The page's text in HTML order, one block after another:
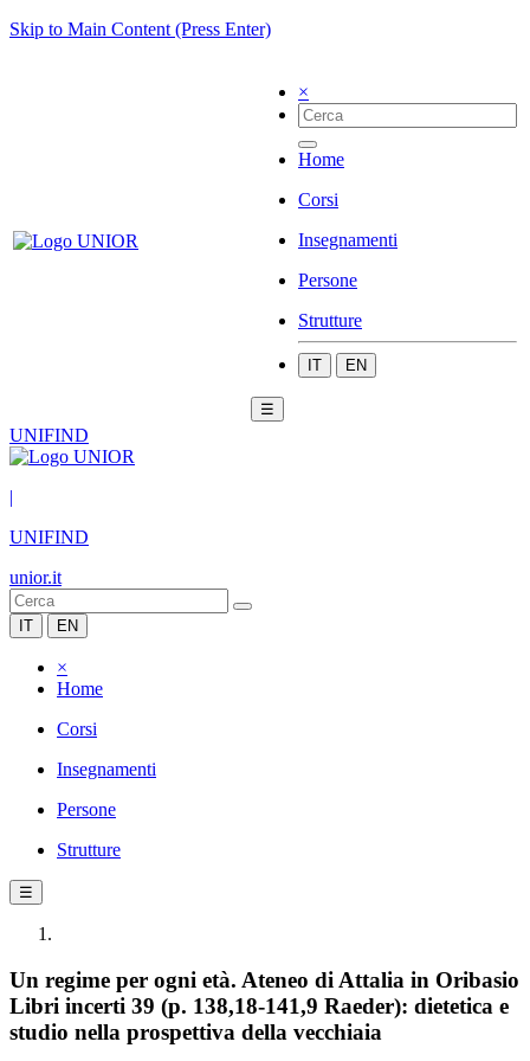
Skip to Main Content (Press Enter)
×
Home
Corsi
Insegnamenti
Persone
Strutture
IT EN
☰
UNIFIND
|
UNIFIND
unior.it
IT EN
×
Home
Corsi
Insegnamenti
Persone
Strutture
☰
Un regime per ogni età. Ateneo di Attalia in Oribasio
Libri incerti 39 (p. 138,18-141,9 Raeder): dietetica e
studio nella prospettiva della vecchiaia